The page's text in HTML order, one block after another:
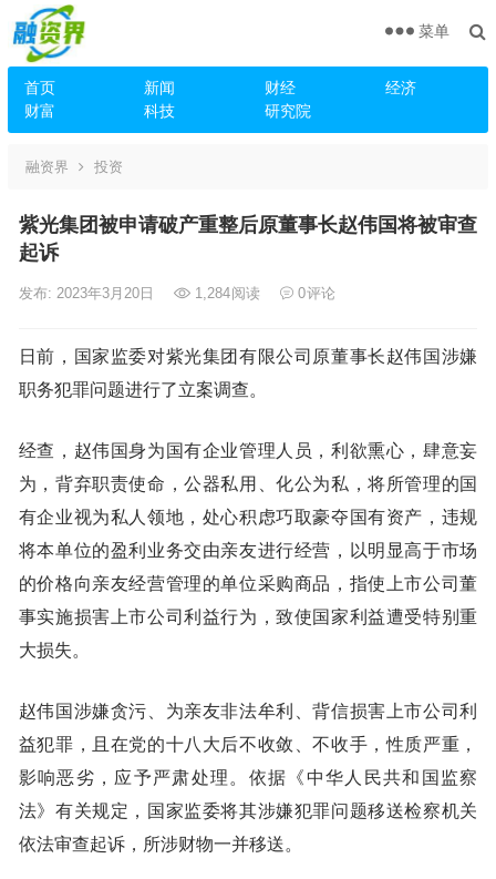
首页 新闻 财经
经济
财富
科技 研究院
菜单
融资界 投资
紫光集团被申请破产重整后原董事长赵伟国将被审查
起诉
发布: 2023年3月20日 1,284阅读 0评论
日前，国家监委对紫光集团有限公司原董事长赵伟国涉嫌
职务犯罪问题进行了立案调查。
经查，赵伟国身为国有企业管理人员，利欲熏心，肆意妄
为，背弃职责使命，公器私用、化公为私，将所管理的国
有企业视为私人领地，处心积虑巧取豪夺国有资产，违规
将本单位的盈利业务交由亲友进行经营，以明显高于市场
的价格向亲友经营管理的单位采购商品，指使上市公司董
事实施损害上市公司利益行为，致使国家利益遭受特别重
大损失。
赵伟国涉嫌贪污、为亲友非法牟利、背信损害上市公司利
益犯罪，且在党的十八大后不收敛、不收手，性质严重，
影响恶劣，应予严肃处理。依据《中华人民共和国监察
法》有关规定，国家监委将其涉嫌犯罪问题移送检察机关
依法审查起诉，所涉财物一并移送。